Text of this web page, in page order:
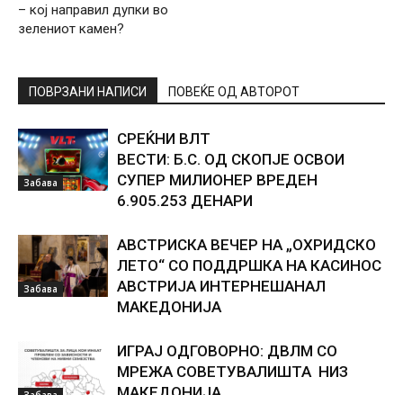
– кој направил дупки во
зелениот камен?
ПОВРЗАНИ НАПИСИ ПОВЕЌЕ ОД АВТОРОТ
Забава
СРЕЌНИ ВЛТ
ВЕСТИ: Б.С. ОД СКОПЈЕ ОСВОИ
СУПЕР МИЛИОНЕР ВРЕДЕН
6.905.253 ДЕНАРИ
Забава
АВСТРИСКА ВЕЧЕР НА „ОХРИДСКО
ЛЕТО“ СО ПОДДРШКА НА КАСИНОС
АВСТРИЈА ИНТЕРНЕШАНАЛ
МАКЕДОНИЈА
ИГРАЈ ОДГОВОРНО: ДВЛМ СО
МРЕЖА СОВЕТУВАЛИШТА НИЗ